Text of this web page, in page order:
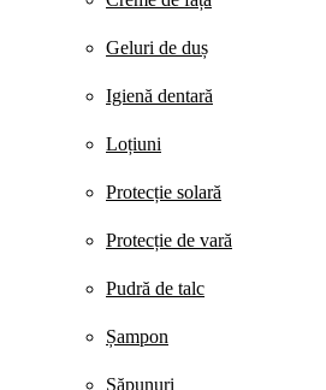
Geluri de duș
Igienă dentară
Loțiuni
Protecție solară
Protecție de vară
Pudră de talc
Șampon
Săpunuri